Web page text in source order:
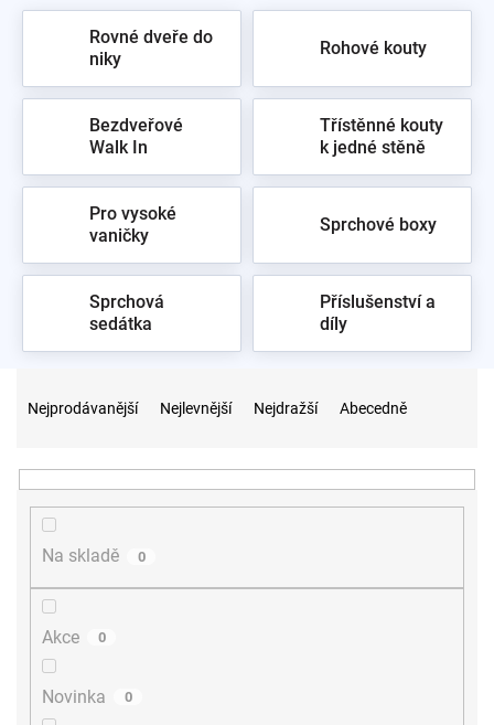
Rovné dveře do
niky
Rohové kouty
Bezdveřové
Walk In
Třístěnné kouty
k jedné stěně
Pro vysoké
vaničky
Sprchové boxy
Sprchová
sedátka
Příslušenství a
díly
n
Nejprodávanější Nejlevnější Nejdražší Abecedně
Na skladě 0
Akce 0
Novinka 0